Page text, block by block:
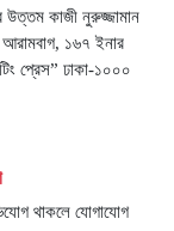
উত্তম কাজী নুরুজ্জামান
১৬৭ ইনার
প্রেস” ঢাকা-১০০০
থাকলে যোগাযোগ